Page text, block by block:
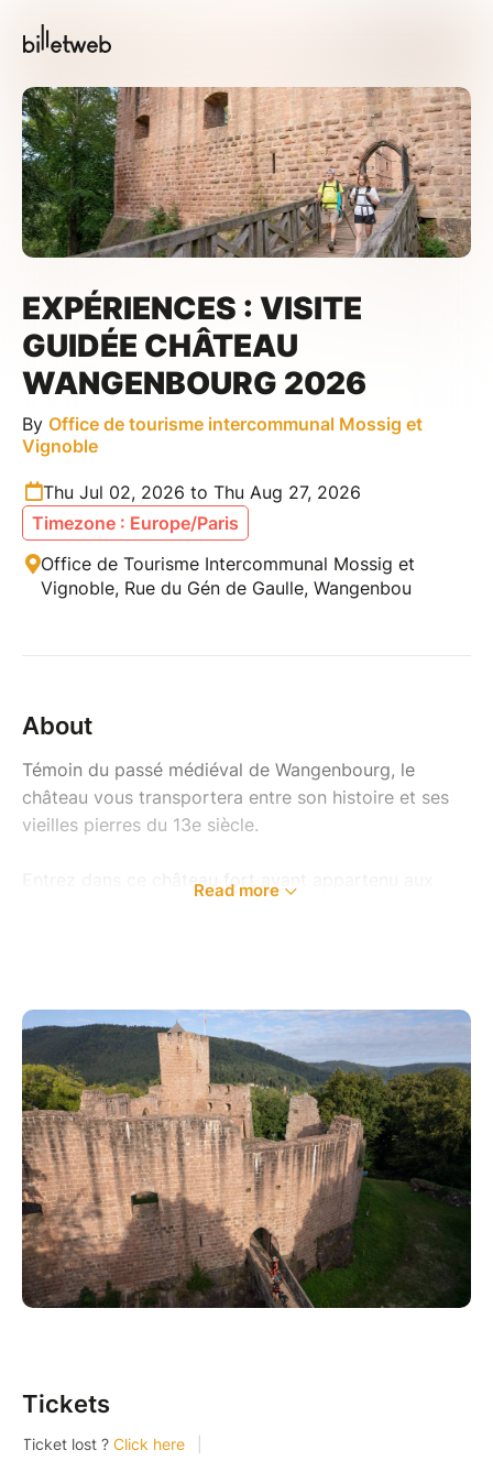
EXPÉRIENCES : VISITE
GUIDÉE CHÂTEAU
WANGENBOURG 2026
By Office de tourisme intercommunal Mossig et
Vignoble
Thu Jul 02, 2026 to Thu Aug 27, 2026
Timezone : Europe/Paris
Office de Tourisme Intercommunal Mossig et
Vignoble, Rue du Gén de Gaulle, Wangenbou
About
Témoin du passé médiéval de Wangenbourg, le
château vous transportera entre son histoire et ses
vieilles pierres du 13e siècle.
Entrez dans ce château fort ayant appartenu aux
destruction à travers une visite guidée présentée par
Julie, guide conférencière.
Réservation conseillée.
Visite adaptée à tous les âges.
Info : en cas de vigilance météo, la visite guidée peut
être annulée à la demande de la guide, rdv 10 min
avant le départ.
Read more
Tickets